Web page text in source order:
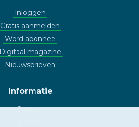
Inloggen
Gratis aanmelden
Word abonnee
Digitaal magazine
Nieuwsbrieven
Informatie
Contact